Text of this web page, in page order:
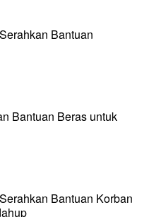
Bantuan
Bantuan Beras untuk
Bantuan Korban